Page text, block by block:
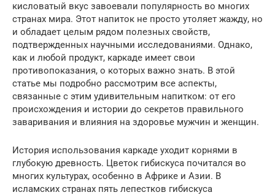
кисловатый вкус завоевали популярность во многих
странах мира. Этот напиток не просто утоляет жажду, но
и обладает целым рядом полезных свойств,
подтвержденных научными исследованиями. Однако,
как и любой продукт, каркаде имеет свои
противопоказания, о которых важно знать. В этой
статье мы подробно рассмотрим все аспекты,
связанные с этим удивительным напитком: от его
происхождения и истории до секретов правильного
заваривания и влияния на здоровье мужчин и женщин.
История использования каркаде уходит корнями в
глубокую древность. Цветок гибискуса почитался во
многих культурах, особенно в Африке и Азии. В
исламских странах пять лепестков гибискуса